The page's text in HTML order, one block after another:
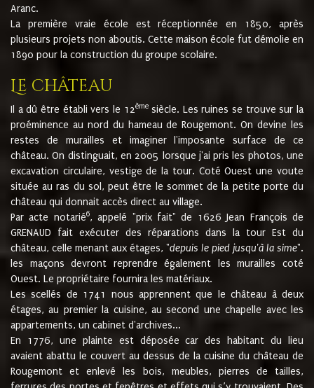
Aranc.
La première vraie école est réceptionnée en 1850, après
plusieurs projets non aboutis. Cette maison école fut démolie en
1890 pour la construction du groupe scolaire.
Le château
Il a dû être établi vers le 12èmesiècle. Les ruines se trouve sur la
proéminence au nord du hameau de Rougemont. On devine les
restes de murailles et imaginer l'imposante surface de ce
château. On distinguait, en 2005 lorsque j'ai pris les photos, une
excavation circulaire, vestige de la tour. Coté Ouest une voute
située au ras du sol, peut être le sommet de la petite porte du
château qui donnait accès direct au village.
Par acte notarié6, appelé "prix fait" de 1626 Jean François de
GRENAUD fait exécuter des réparations dans la tour Est du
château, celle menant aux étages, "depuis le pied jusqu'à la sime".
les maçons devront reprendre également les murailles coté
Ouest. Le propriétaire fournira les matériaux.
Les scellés de 1741 nous apprennent que le château à deux
étages, au premier la cuisine, au second une chapelle avec les
appartements, un cabinet d'archives...
En 1776, une plainte est déposée car des habitant du lieu
avaient abattu le couvert au dessus de la cuisine du château de
Rougemont et enlevé les bois, meubles, pierres de tailles,